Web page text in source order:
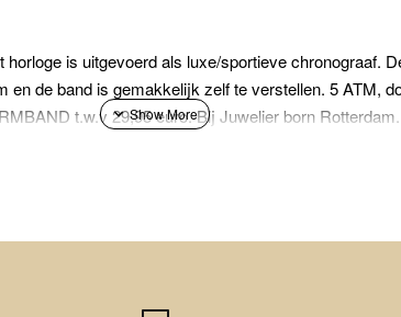
is uitgevoerd als luxe/sportieve chronograaf.
de band is gemakkelijk zelf te verstellen. 5 ATM,
t.w.v 29,95 euro. Bij Juwelier born Rotterdam.